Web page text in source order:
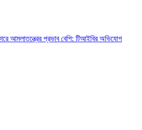
আমলাতন্ত্রের প্রভাব বেশি: টিআইবির অভিযোগ